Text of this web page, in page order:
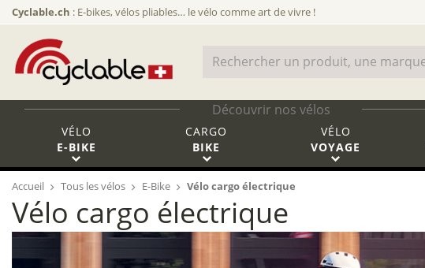
Cyclable.ch : E-bikes, vélos pliables… le vélo comme art de vivre !
Découvrir nos vélos
VÉLO
E-BIKE
CARGO
BIKE
VÉLO
VOYAGE
Accueil Tous les vélos E-Bike Vélo cargo électrique
Vélo cargo électrique